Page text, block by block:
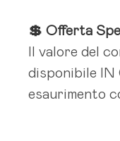
💲 Offerta
Il valore del
disponibile IN
esaurimento